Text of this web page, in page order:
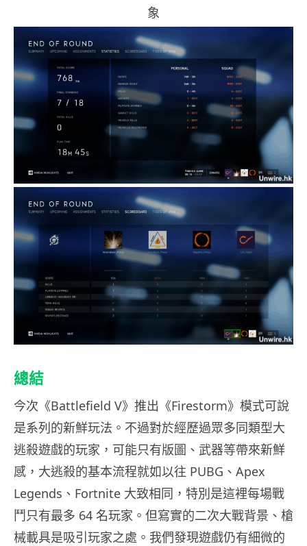
象
總結
今次《Battlefield V》推出《Firestorm》模式可說
是系列的新鮮玩法。不過對於經歷過眾多同類型大
逃殺遊戲的玩家，可能只有版圖、武器等帶來新鮮
感，大逃殺的基本流程就如以往 PUBG、Apex
Legends、Fortnite 大致相同，特別是這裡每場戰
鬥只有最多 64 名玩家。但寫實的二次大戰背景、槍
械載具是吸引玩家之處。我們發現遊戲仍有細微的